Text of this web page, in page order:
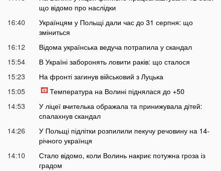
що відомо про наслідки
16:40
Українцям у Польщі дали час до 31 серпня: що
зміниться
16:12
Відома українська ведуча потрапила у скандал
15:54
В Україні заборонять ловити раків: що сталося
15:23
На фронті загинув військовий з Луцька
15:05
Температура на Волині піднялася до +50
14:53
У ліцеї вчителька ображала та принижувала дітей:
спалахнув скандал
14:26
У Польщі підлітки розпилили пекучу речовину на 14-
річного українця
14:10
Стало відомо, коли Волинь накриє потужна гроза із
градом